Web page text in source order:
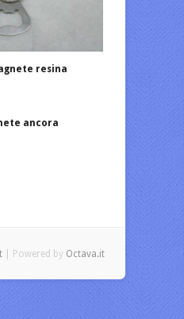
resina
ancora
| Powered by Octava.it